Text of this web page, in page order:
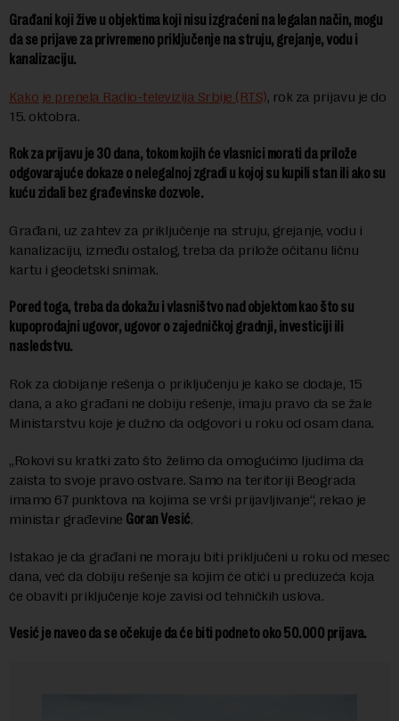
Građani koji žive u objektima koji nisu izgraćeni na legalan način, mogu
da se prijave za privremeno priključenje na struju, grejanje, vodu i
kanalizaciju.
Kako je prenela Radio-televizija Srbije (RTS), rok za prijavu je do
15. oktobra.
Rok za prijavu je 30 dana, tokom kojih će vlasnici morati da prilože
odgovarajuće dokaze o nelegalnoj zgradi u kojoj su kupili stan ili ako su
kuću zidali bez građevinske dozvole.
Građani, uz zahtev za priključenje na struju, grejanje, vodu i
kanalizaciju, između ostalog, treba da prilože očitanu ličnu
kartu i geodetski snimak.
Pored toga, treba da dokažu i vlasništvo nad objektom kao što su
kupoprodajni ugovor, ugovor o zajedničkoj gradnji, investiciji ili
nasledstvu.
Rok za dobijanje rešenja o priključenju je kako se dodaje, 15
dana, a ako građani ne dobiju rešenje, imaju pravo da se žale
Ministarstvu koje je dužno da odgovori u roku od osam dana.
„Rokovi su kratki zato što želimo da omogućimo ljudima da
zaista to svoje pravo ostvare. Samo na teritoriji Beograda
imamo 67 punktova na kojima se vrši prijavljivanje“, rekao je
ministar građevine Goran Vesić.
Istakao je da građani ne moraju biti priključeni u roku od mesec
dana, već da dobiju rešenje sa kojim će otići u preduzeća koja
će obaviti priključenje koje zavisi od tehničkih uslova.
Vesić je naveo da se očekuje da će biti podneto oko 50.000 prijava.